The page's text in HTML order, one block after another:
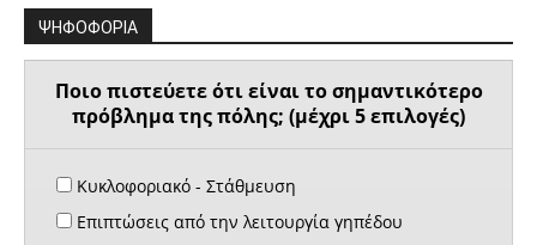
ΨΗΦΟΦΟΡΙΑ
Ποιο πιστεύετε ότι είναι το σημαντικότερο
πρόβλημα της πόλης; (μέχρι 5 επιλογές)
Κυκλοφοριακό - Στάθμευση
Επιπτώσεις από την λειτουργία γηπέδου